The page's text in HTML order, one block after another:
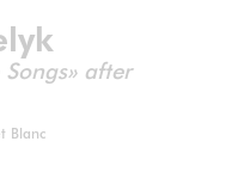
after
Blanc